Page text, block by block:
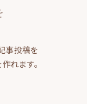
事投稿を
れます。